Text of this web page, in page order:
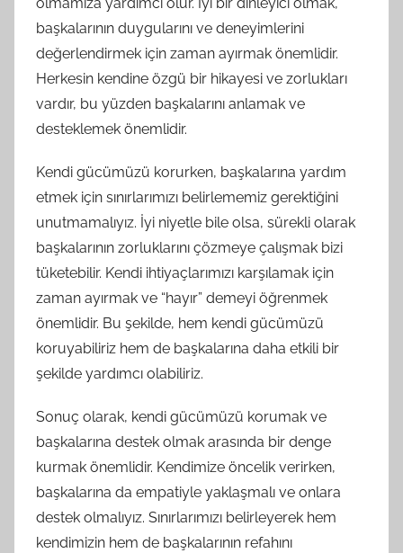
başkalarının duygularını ve deneyimlerini
değerlendirmek için zaman ayırmak önemlidir.
Herkesin kendine özgü bir hikayesi ve zorlukları
vardır, bu yüzden başkalarını anlamak ve
desteklemek önemlidir.
Kendi gücümüzü korurken, başkalarına yardım
etmek için sınırlarımızı belirlememiz gerektiğini
unutmamalıyız. İyi niyetle bile olsa, sürekli olarak
başkalarının zorluklarını çözmeye çalışmak bizi
tüketebilir. Kendi ihtiyaçlarımızı karşılamak için
zaman ayırmak ve “hayır” demeyi öğrenmek
önemlidir. Bu şekilde, hem kendi gücümüzü
koruyabiliriz hem de başkalarına daha etkili bir
şekilde yardımcı olabiliriz.
Sonuç olarak, kendi gücümüzü korumak ve
başkalarına destek olmak arasında bir denge
kurmak önemlidir. Kendimize öncelik verirken,
başkalarına da empatiyle yaklaşmalı ve onlara
destek olmalıyız. Sınırlarımızı belirleyerek hem
kendimizin hem de başkalarının refahını